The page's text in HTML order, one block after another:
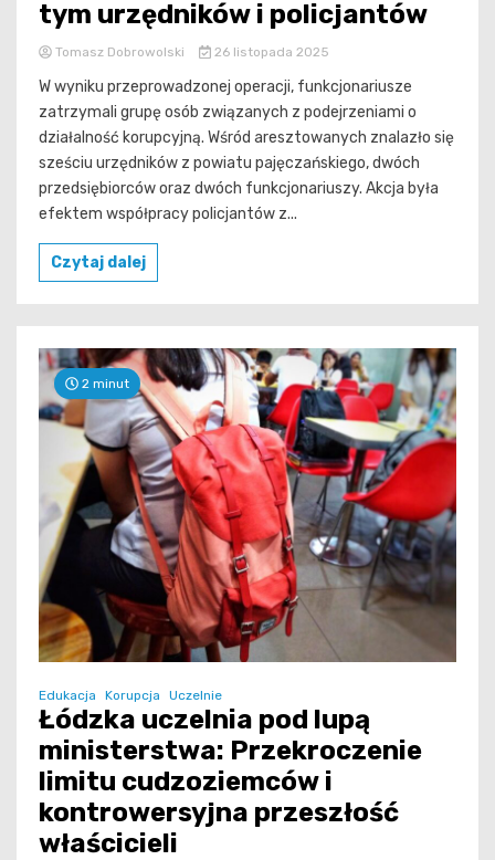
tym urzędników i policjantów
Tomasz Dobrowolski 26 listopada 2025
W wyniku przeprowadzonej operacji, funkcjonariusze
zatrzymali grupę osób związanych z podejrzeniami o
działalność korupcyjną. Wśród aresztowanych znalazło się
sześciu urzędników z powiatu pajęczańskiego, dwóch
przedsiębiorców oraz dwóch funkcjonariuszy. Akcja była
efektem współpracy policjantów z...
Czytaj dalej
2 minut
Edukacja Korupcja Uczelnie
Łódzka uczelnia pod lupą
ministerstwa: Przekroczenie
limitu cudzoziemców i
kontrowersyjna przeszłość
właścicieli